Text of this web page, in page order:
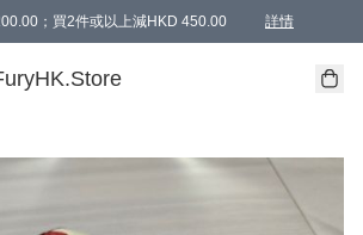
；買2件或以上減HKD 450.00 詳情
以上（按會員等級）AAPE products, members can
減HKD 100.00
費優惠！（適用於 特定的送貨方式 )